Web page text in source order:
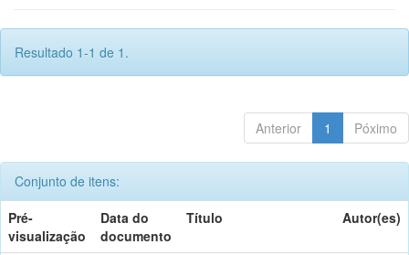
Resultado 1-1 de 1.
Anterior 1 Póximo
Conjunto de itens:
Pré-
visualização
Data do
documento
Título Autor(es)